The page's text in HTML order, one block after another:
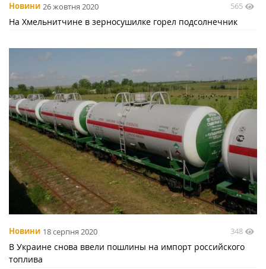
Новини 26 жовтня 2020 565
На Хмельнитчине в зерносушилке горел подсолнечник
Новини 18 серпня 2020 348
В Украине снова ввели пошлины на импорт российского
топлива